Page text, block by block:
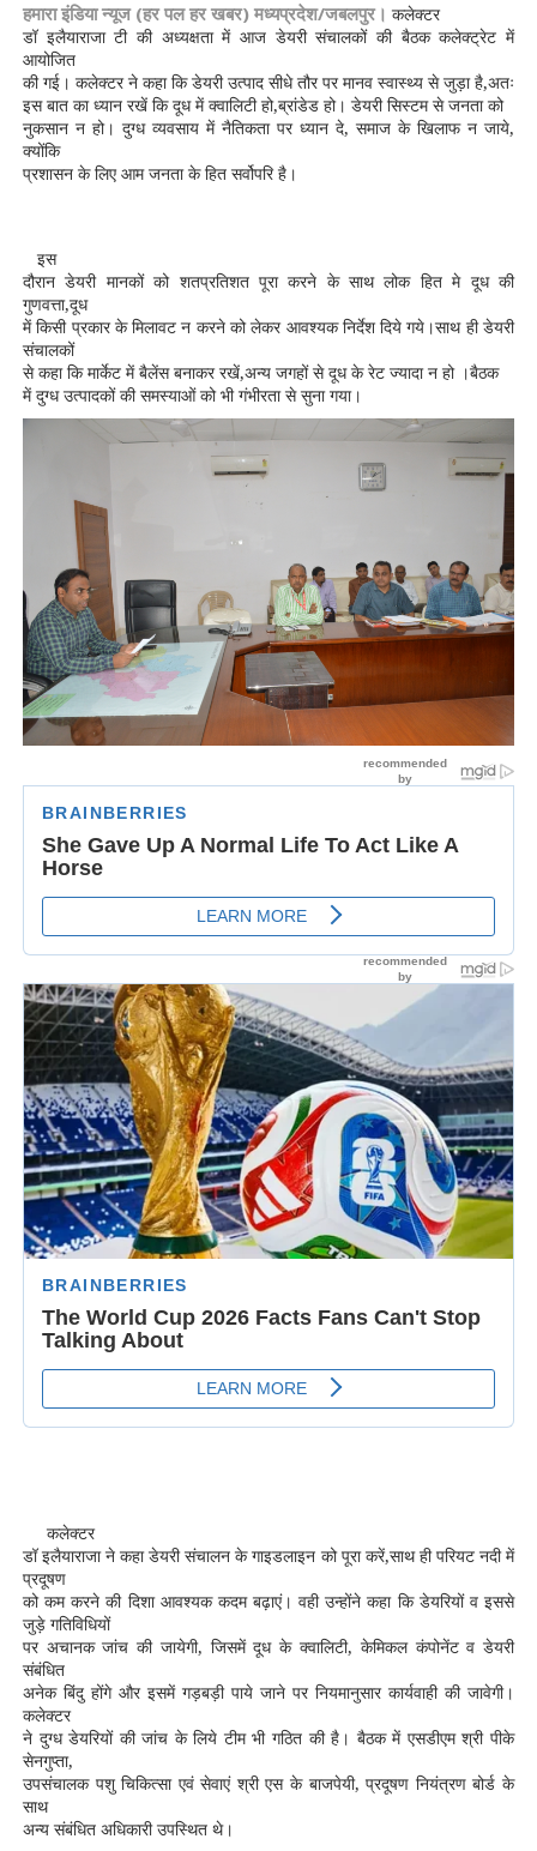
हमारा इंडिया न्यूज (हर पल हर खबर) मध्यप्रदेश/जबलपुर। कलेक्टर
डॉ इलैयाराजा टी की अध्यक्षता में आज डेयरी संचालकों की बैठक कलेक्ट्रेट में
आयोजित
की गई। कलेक्टर ने कहा कि डेयरी उत्पाद सीधे तौर पर मानव स्वास्थ्य से जुड़ा है,अतः
इस बात का ध्यान रखें कि दूध में क्वालिटी हो,ब्रांडेड हो। डेयरी सिस्टम से जनता को
नुकसान न हो। दुग्ध व्यवसाय में नैतिकता पर ध्यान दे, समाज के खिलाफ न जाये,
क्योंकि
प्रशासन के लिए आम जनता के हित सर्वोपरि है।
इस
दौरान डेयरी मानकों को शतप्रतिशत पूरा करने के साथ लोक हित मे दूध की
गुणवत्ता,दूध
में किसी प्रकार के मिलावट न करने को लेकर आवश्यक निर्देश दिये गये।साथ ही डेयरी
संचालकों
से कहा कि मार्केट में बैलेंस बनाकर रखें,अन्य जगहों से दूध के रेट ज्यादा न हो ।बैठक
में दुग्ध उत्पादकों की समस्याओं को भी गंभीरता से सुना गया।
कलेक्टर
डॉ इलैयाराजा ने कहा डेयरी संचालन के गाइडलाइन को पूरा करें,साथ ही परियट नदी में
प्रदूषण
को कम करने की दिशा आवश्यक कदम बढ़ाएं। वही उन्होंने कहा कि डेयरियों व इससे
जुड़े गतिविधियों
पर अचानक जांच की जायेगी, जिसमें दूध के क्वालिटी, केमिकल कंपोनेंट व डेयरी
संबंधित
अनेक बिंदु होंगे और इसमें गड़बड़ी पाये जाने पर नियमानुसार कार्यवाही की जावेगी।
कलेक्टर
ने दुग्ध डेयरियों की जांच के लिये टीम भी गठित की है। बैठक में एसडीएम श्री पीके
सेनगुप्ता,
उपसंचालक पशु चिकित्सा एवं सेवाएं श्री एस के बाजपेयी, प्रदूषण नियंत्रण बोर्ड के
साथ
अन्य संबंधित अधिकारी उपस्थित थे।